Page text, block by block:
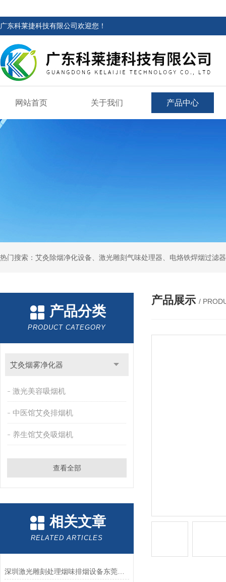
广东科莱捷科技有限公司欢迎您！
网站首页 关于我们 产品中心
产品分类
PRODUCT CATEGORY
艾灸烟雾净化器
激光美容吸烟机
中医馆艾灸排烟机
养生馆艾灸吸烟机
查看全部
相关文章
RELATED ARTICLES
深圳激光雕刻处理烟味排烟设备东莞切割亚克力除臭机净化器
产品展示 /